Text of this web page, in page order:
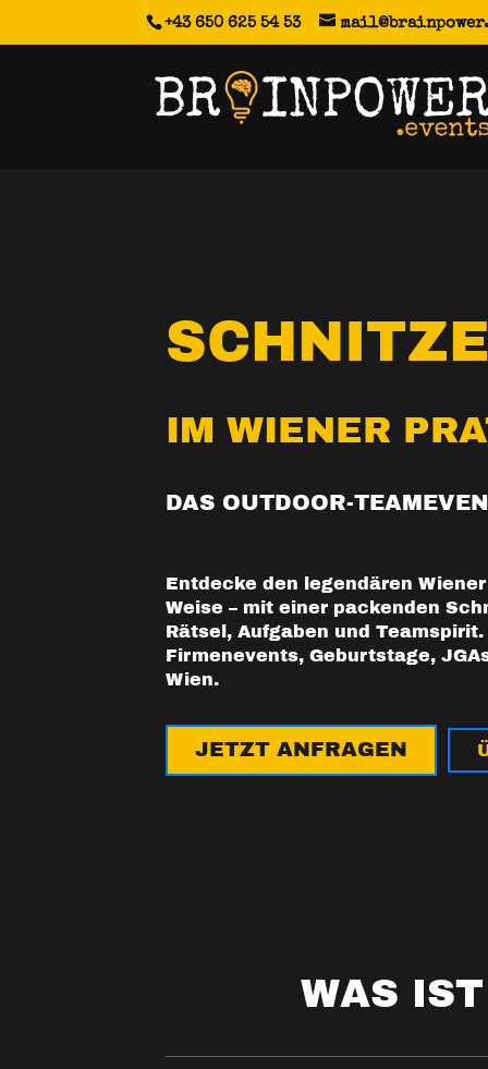
+43 650 625 54 53
IM WIENER
DAS OUTDOOR-
Entdecke den legendären
Weise – mit einer packenden
Rätsel, Aufgaben und
Firmenevents, Geburtstage,
Wien.
JETZT ANFRAGEN
WAS